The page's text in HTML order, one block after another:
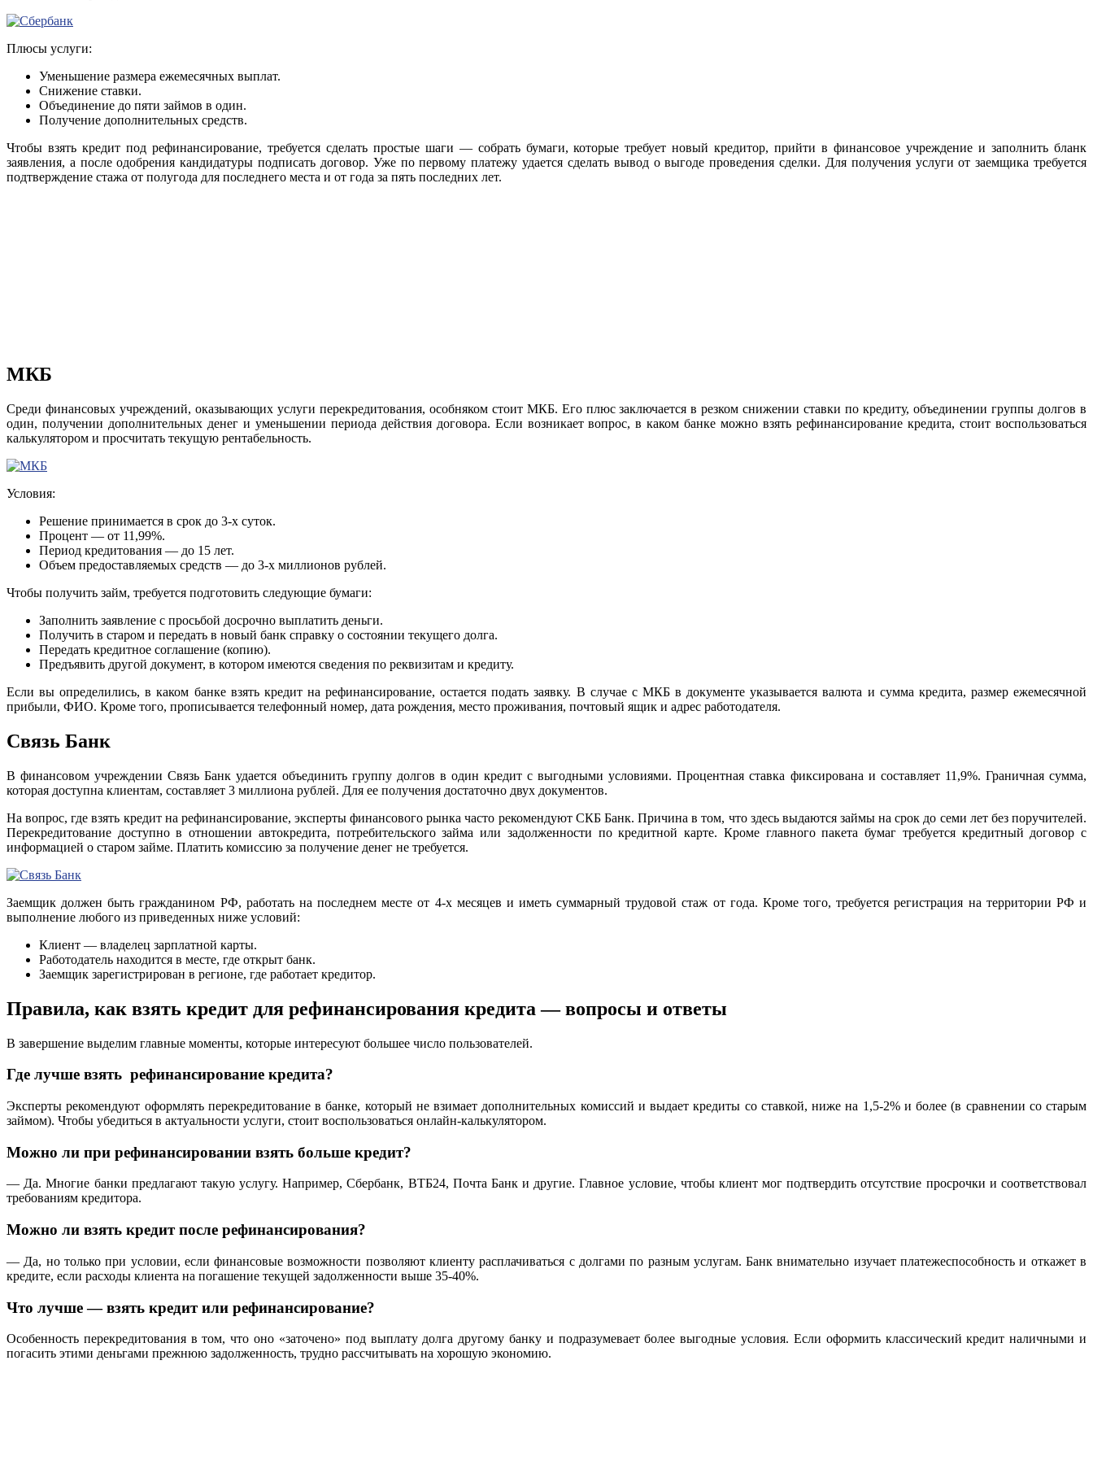
Плюсы услуги:
Уменьшение размера ежемесячных выплат.
Снижение ставки.
Объединение до пяти займов в один.
Получение дополнительных средств.
Чтобы взять кредит под рефинансирование, требуется сделать простые шаги — собрать бумаги, которые требует новый кредитор, прийти в финансовое учреждение и заполнить бланк
заявления, а после одобрения кандидатуры подписать договор. Уже по первому платежу удается сделать вывод о выгоде проведения сделки. Для получения услуги от заемщика требуется
подтверждение стажа от полугода для последнего места и от года за пять последних лет.
МКБ
Среди финансовых учреждений, оказывающих услуги перекредитования, особняком стоит МКБ. Его плюс заключается в резком снижении ставки по кредиту, объединении группы долгов в
один, получении дополнительных денег и уменьшении периода действия договора. Если возникает вопрос, в каком банке можно взять рефинансирование кредита, стоит воспользоваться
калькулятором и просчитать текущую рентабельность.
Условия:
Решение принимается в срок до 3-х суток.
Процент — от 11,99%.
Период кредитования — до 15 лет.
Объем предоставляемых средств — до 3-х миллионов рублей.
Чтобы получить займ, требуется подготовить следующие бумаги:
Заполнить заявление с просьбой досрочно выплатить деньги.
Получить в старом и передать в новый банк справку о состоянии текущего долга.
Передать кредитное соглашение (копию).
Предъявить другой документ, в котором имеются сведения по реквизитам и кредиту.
Если вы определились, в каком банке взять кредит на рефинансирование, остается подать заявку. В случае с МКБ в документе указывается валюта и сумма кредита, размер ежемесячной
прибыли, ФИО. Кроме того, прописывается телефонный номер, дата рождения, место проживания, почтовый ящик и адрес работодателя.
Связь Банк
В финансовом учреждении Связь Банк удается объединить группу долгов в один кредит с выгодными условиями. Процентная ставка фиксирована и составляет 11,9%. Граничная сумма,
которая доступна клиентам, составляет 3 миллиона рублей. Для ее получения достаточно двух документов.
На вопрос, где взять кредит на рефинансирование, эксперты финансового рынка часто рекомендуют СКБ Банк. Причина в том, что здесь выдаются займы на срок до семи лет без поручителей.
Перекредитование доступно в отношении автокредита, потребительского займа или задолженности по кредитной карте. Кроме главного пакета бумаг требуется кредитный договор с
информацией о старом займе. Платить комиссию за получение денег не требуется.
Заемщик должен быть гражданином РФ, работать на последнем месте от 4-х месяцев и иметь суммарный трудовой стаж от года. Кроме того, требуется регистрация на территории РФ и
выполнение любого из приведенных ниже условий:
Клиент — владелец зарплатной карты.
Работодатель находится в месте, где открыт банк.
Заемщик зарегистрирован в регионе, где работает кредитор.
Правила, как взять кредит для рефинансирования кредита — вопросы и ответы
В завершение выделим главные моменты, которые интересуют большее число пользователей.
Где лучше взять рефинансирование кредита?
Эксперты рекомендуют оформлять перекредитование в банке, который не взимает дополнительных комиссий и выдает кредиты со ставкой, ниже на 1,5-2% и более (в сравнении со старым
займом). Чтобы убедиться в актуальности услуги, стоит воспользоваться онлайн-калькулятором.
Можно ли при рефинансировании взять больше кредит?
— Да. Многие банки предлагают такую услугу. Например, Сбербанк, ВТБ24, Почта Банк и другие. Главное условие, чтобы клиент мог подтвердить отсутствие просрочки и соответствовал
требованиям кредитора.
Можно ли взять кредит после рефинансирования?
— Да, но только при условии, если финансовые возможности позволяют клиенту расплачиваться с долгами по разным услугам. Банк внимательно изучает платежеспособность и откажет в
кредите, если расходы клиента на погашение текущей задолженности выше 35-40%.
Что лучше — взять кредит или рефинансирование?
Особенность перекредитования в том, что оно «заточено» под выплату долга другому банку и подразумевает более выгодные условия. Если оформить классический кредит наличными и
погасить этими деньгами прежнюю задолженность, трудно рассчитывать на хорошую экономию.